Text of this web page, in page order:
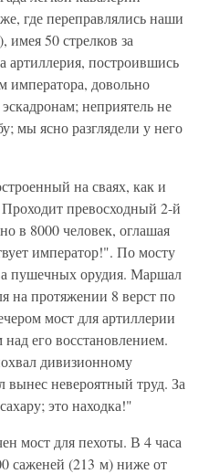
где переправлялись наши
имея 50 стрелков за
артиллерия, построившись
императора, довольно
неприятель не
мы ясно разглядели у него
на сваях, как и
превосходный 2-й
в 8000 человек, оглашая
император!". По мосту
пушечных орудия. Маршал
на протяжении 8 верст по
мост для артиллерии
его восстановлением.
дивизионному
вынес невероятный труд. За
это находка!"
мост для пехоты. В 4 часа
саженей (213 м) ниже от